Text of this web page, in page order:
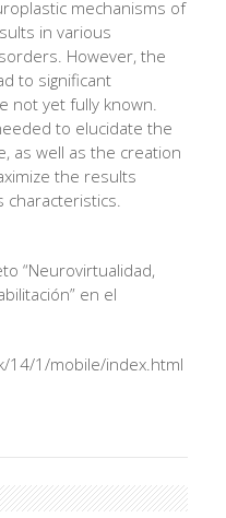
mechanisms of
in various
However, the
to significant
not yet fully known.
to elucidate the
as well as the creation
the results
characteristics.
“Neurovirtualidad,
en el
14/1/mobile/index.html